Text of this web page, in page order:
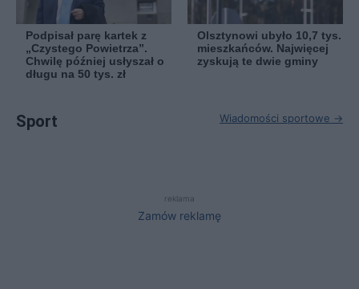
Podpisał parę kartek z
„Czystego Powietrza”.
Chwilę później usłyszał o
długu na 50 tys. zł
Olsztynowi ubyło 10,7 tys.
mieszkańców. Najwięcej
zyskują te dwie gminy
Sport Wiadomości sportowe →
reklama
Zamów reklamę